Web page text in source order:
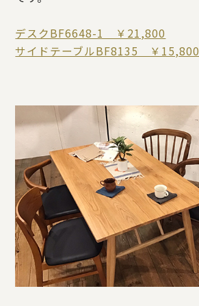
デスクBF6648-1 ￥21,800
サイドテーブルBF8135 ￥15,800